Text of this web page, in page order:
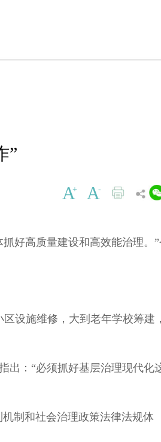
”
A+ A-
好高质量建设和高效能治理。
设施维修，大到老年学校筹建
出：“必须抓好基层治理现代化
制和社会治理政策法律法规体